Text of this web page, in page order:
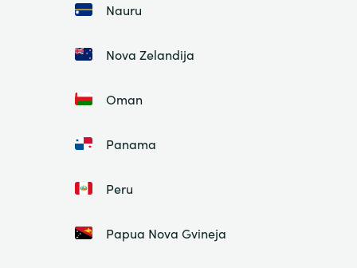
Nauru
Nova Zelandija
Oman
Panama
Peru
Papua Nova Gvineja